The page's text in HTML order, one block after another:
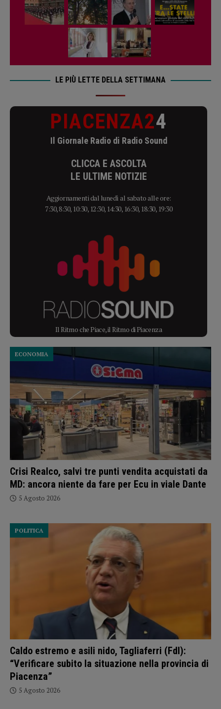
LE PIÙ LETTE DELLA SETTIMANA
PIACENZA24
Il Giornale Radio di Radio Sound
CLICCA E ASCOLTA
LE ULTIME NOTIZIE
Aggiornamenti dal lunedì al sabato alle ore:
7:30, 8:30, 10:30, 12:30, 14:30, 16:30, 18:30, 19:30
Il Ritmo che Piace, il Ritmo di Piacenza
Crisi Realco, salvi tre punti vendita acquistati da
MD: ancora niente da fare per Ecu in viale Dante
ECONOMIA
5 Agosto 2026
Caldo estremo e asili nido, Tagliaferri (FdI):
“Verificare subito la situazione nella provincia di
Piacenza”
POLITICA
5 Agosto 2026